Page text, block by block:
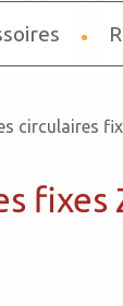
circulaires
fixes